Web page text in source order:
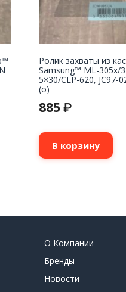
Ролик захваты из
Samsung™ ML-305x/
5×30/CLP-620, JC97-
(o)
885 ₽
В корзину
О Компании
Бренды
Новости